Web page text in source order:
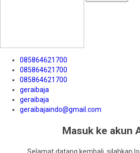
085864621700
085864621700
085864621700
geraibaja
geraibaja
geraibajaindo@gmail.com
Masuk ke akun